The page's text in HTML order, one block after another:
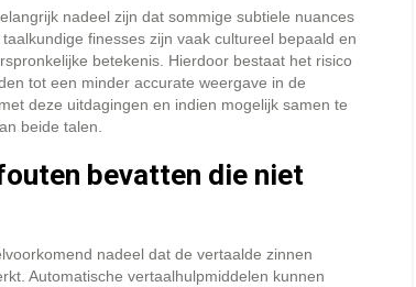
nadeel zijn dat sommige subtiele nuances
finesses zijn vaak cultureel bepaald en
betekenis. Hierdoor bestaat het risico
tot een minder accurate weergave in de
deze uitdagingen en indien mogelijk samen te
beide talen.
bevatten die niet
nadeel dat de vertaalde zinnen
Automatische vertaalhulpmiddelen kunnen